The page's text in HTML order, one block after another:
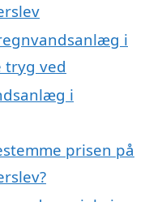
i
tryg ved
i
prisen på